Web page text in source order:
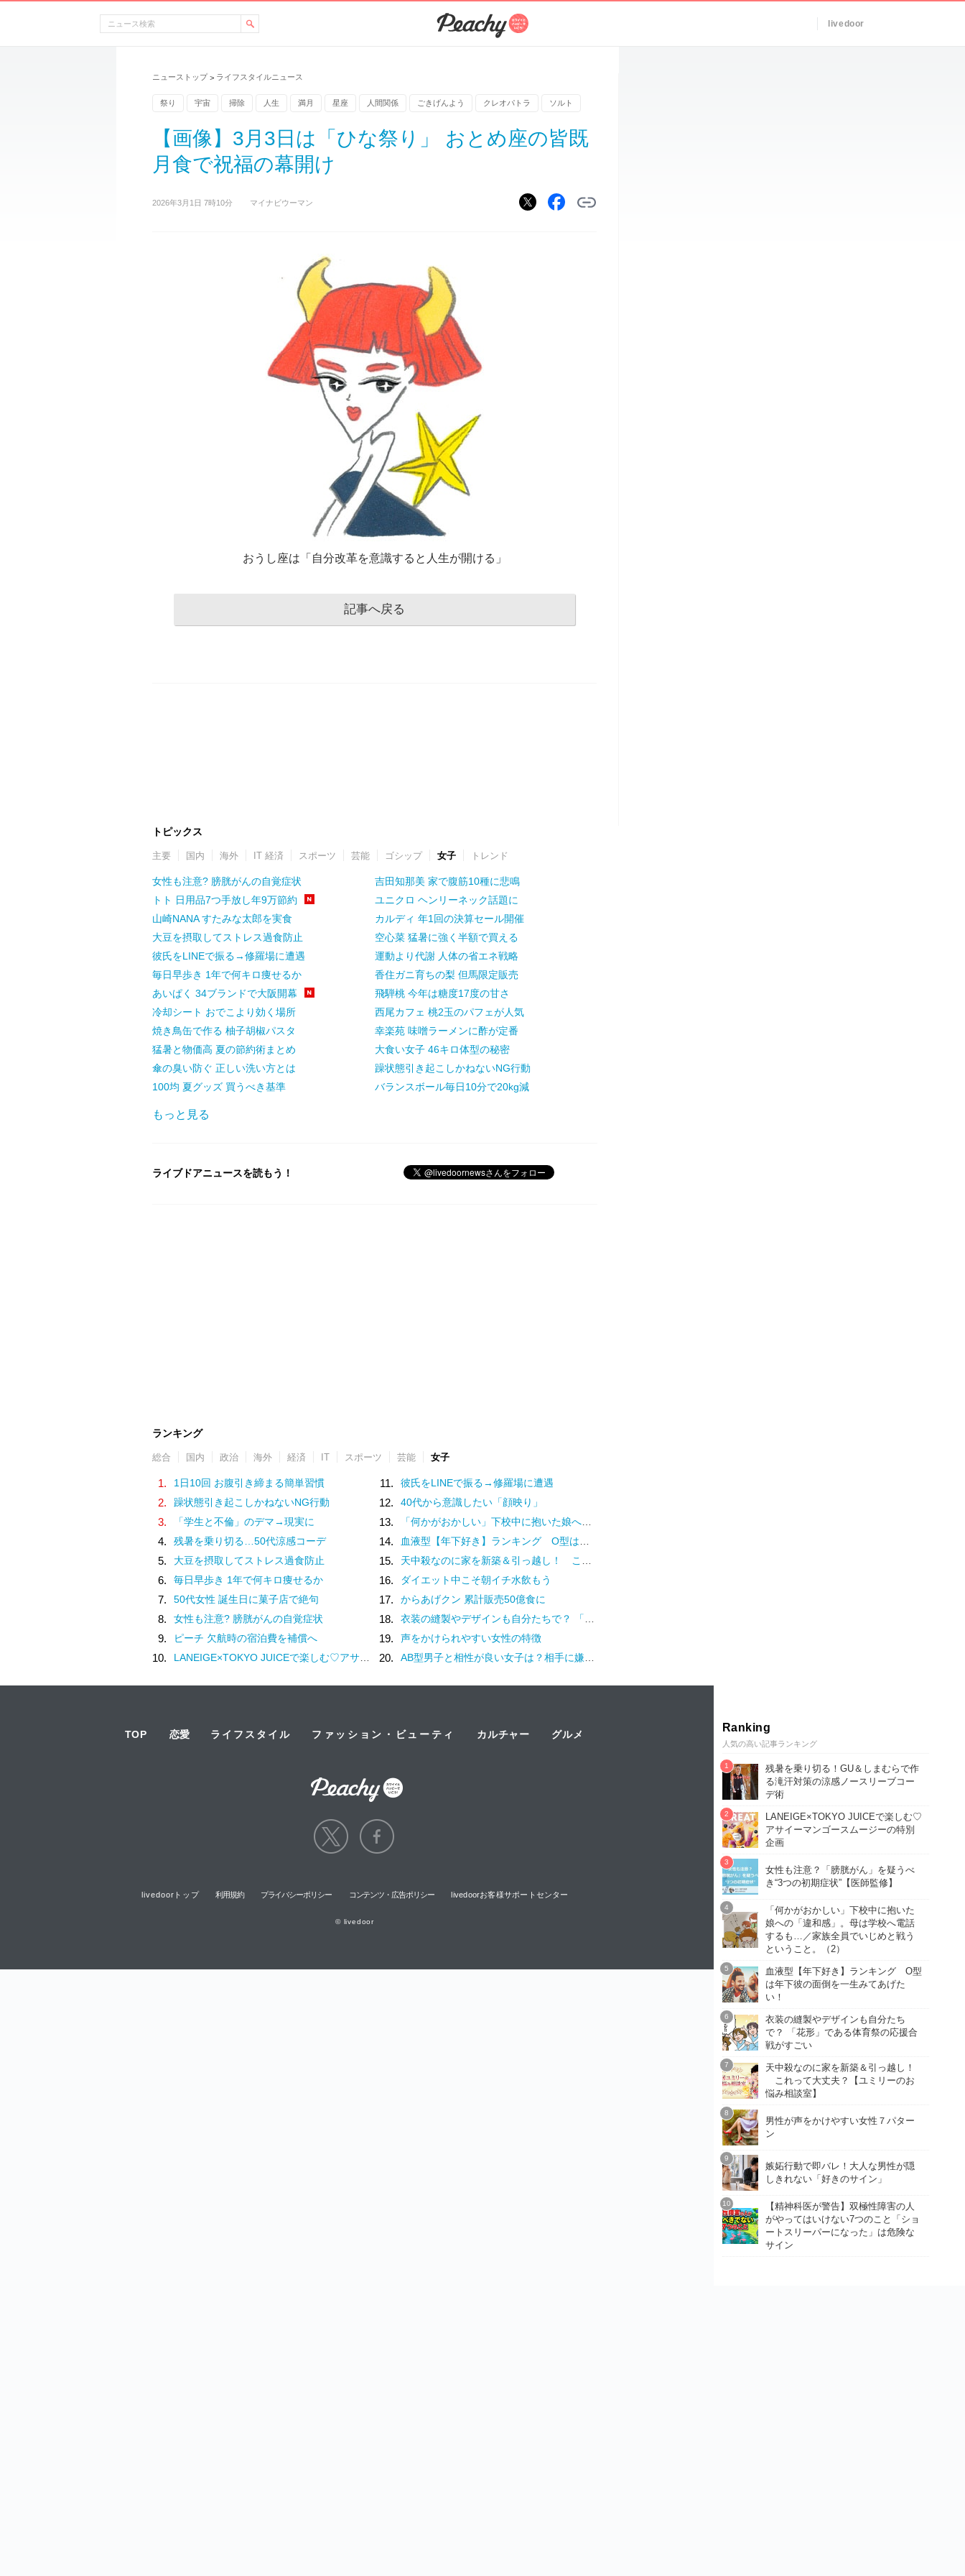
livedoor
ニューストップ > ライフスタイルニュース
祭り 宇宙 掃除 人生 満月 星座 人間関係 ごきげんよう クレオパトラ ソルト
【画像】3月3日は「ひな祭り」 おとめ座の皆既
月食で祝福の幕開け
2026年3月1日 7時10分 マイナビウーマン
おうし座は「自分改革を意識すると人生が開ける」
記事へ戻る
トピックス
主要 国内 海外 IT 経済 スポーツ 芸能 ゴシップ 女子 トレンド
女性も注意? 膀胱がんの自覚症状
トト 日用品7つ手放し年9万節約
山崎NANA すたみな太郎を実食
大豆を摂取してストレス過食防止
彼氏をLINEで振る→修羅場に遭遇
毎日早歩き 1年で何キロ痩せるか
あいぱく 34ブランドで大阪開幕
冷却シート おでこより効く場所
焼き鳥缶で作る 柚子胡椒パスタ
猛暑と物価高 夏の節約術まとめ
傘の臭い防ぐ 正しい洗い方とは
100均 夏グッズ 買うべき基準
吉田知那美 家で腹筋10種に悲鳴
ユニクロ ヘンリーネック話題に
カルディ 年1回の決算セール開催
空心菜 猛暑に強く半額で買える
運動より代謝 人体の省エネ戦略
香住ガニ育ちの梨 但馬限定販売
飛騨桃 今年は糖度17度の甘さ
西尾カフェ 桃2玉のパフェが人気
幸楽苑 味噌ラーメンに酢が定番
大食い女子 46キロ体型の秘密
躁状態引き起こしかねないNG行動
バランスボール毎日10分で20kg減
もっと見る
ライブドアニュースを読もう！
ランキング
総合 国内 政治 海外 経済 IT スポーツ 芸能 女子
1. 1日10回 お腹引き締まる簡単習慣
2. 躁状態引き起こしかねないNG行動
3. 「学生と不倫」のデマ→現実に
4. 残暑を乗り切る…50代涼感コーデ
5. 大豆を摂取してストレス過食防止
6. 毎日早歩き 1年で何キロ痩せるか
7. 50代女性 誕生日に菓子店で絶句
8. 女性も注意? 膀胱がんの自覚症状
9. ピーチ 欠航時の宿泊費を補償へ
10. LANEIGE×TOKYO JUICEで楽しむ♡アサイーマンゴースムージーの特別企画
11. 彼氏をLINEで振る→修羅場に遭遇
12. 40代から意識したい「顔映り」
13. 「何かがおかしい」下校中に抱いた娘への「違和感」。母は学校へ電話するも…／家族全員でいじめと戦うということ。（2）
14. 血液型【年下好き】ランキング O型は年下彼の面倒を一生みてあげたい！
15. 天中殺なのに家を新築＆引っ越し！ これって大丈夫？【ユミリーのお悩み相談室】
16. ダイエット中こそ朝イチ水飲もう
17. からあげクン 累計販売50億食に
18. 衣装の縫製やデザインも自分たちで？ 「花形」である体育祭の応援合戦がすごい
19. 声をかけられやすい女性の特徴
20. AB型男子と相性が良い女子は？相手に嫌われないためのトリセツも紹介
Ranking
人気の高い記事ランキング
残暑を乗り切る！GU＆しまむらで作
る滝汗対策の涼感ノースリーブコー
デ術
LANEIGE×TOKYO JUICEで楽しむ♡
アサイーマンゴースムージーの特別
企画
女性も注意？「膀胱がん」を疑うべ
き“3つの初期症状”【医師監修】
「何かがおかしい」下校中に抱いた
娘への「違和感」。母は学校へ電話
するも…／家族全員でいじめと戦う
ということ。（2）
血液型【年下好き】ランキング O型
は年下彼の面倒を一生みてあげた
い！
衣装の縫製やデザインも自分たち
で？ 「花形」である体育祭の応援合
戦がすごい
天中殺なのに家を新築＆引っ越し！
これって大丈夫？【ユミリーのお
悩み相談室】
男性が声をかけやすい女性７パター
ン
嫉妬行動で即バレ！大人な男性が隠
しきれない「好きのサイン」
【精神科医が警告】双極性障害の人
がやってはいけない7つのこと「ショ
ートスリーパーになった」は危険な
サイン
TOP 恋愛 ライフスタイル ファッション・ビューティ カルチャー グルメ
livedoorトップ 利用規約 プライバシーポリシー コンテンツ・広告ポリシー livedoorお客様サポートセンター
© livedoor